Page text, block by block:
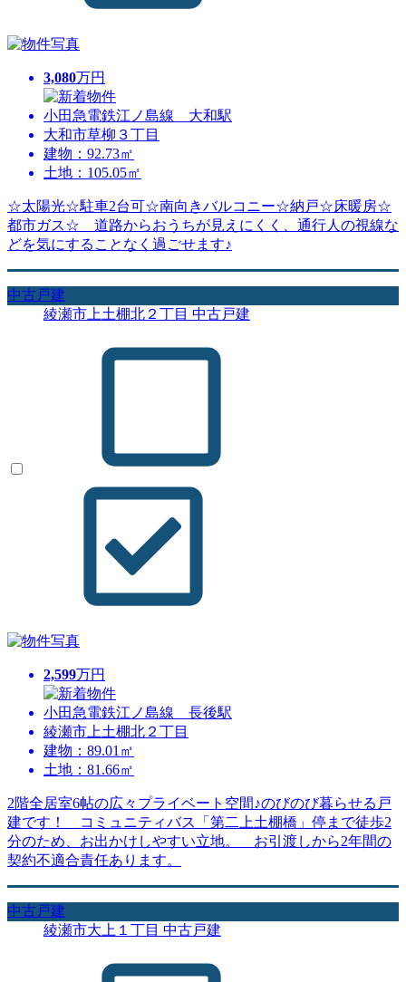
3,080万円
小田急電鉄江ノ島線 大和駅
大和市草柳３丁目
建物：92.73㎡
土地：105.05㎡
☆太陽光☆駐車2台可☆南向きバルコニー☆納戸☆床暖房☆
都市ガス☆ 道路からおうちが見えにくく、通行人の視線な
どを気にすることなく過ごせます♪
中古戸建
綾瀬市上土棚北２丁目 中古戸建
2,599万円
小田急電鉄江ノ島線 長後駅
綾瀬市上土棚北２丁目
建物：89.01㎡
土地：81.66㎡
2階全居室6帖の広々プライベート空間♪のびのび暮らせる戸
建です！ コミュニティバス「第二上土棚橋」停まで徒歩2
分のため、お出かけしやすい立地。 お引渡しから2年間の
契約不適合責任あります。
中古戸建
綾瀬市大上１丁目 中古戸建